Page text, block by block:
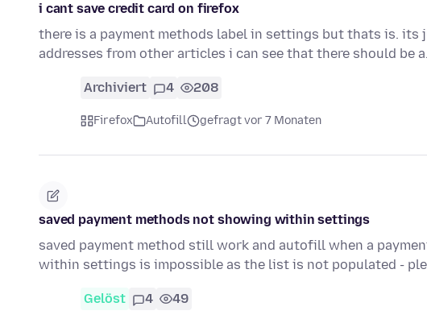
i cant save credit card on firefox
there is a payment methods label in settings but thats is. its
addresses from other articles i can see that there should be
Archiviert 4 208
Firefox Autofill gefragt vor 7 Monaten
saved payment methods not showing within settings
saved payment method still work and autofill when a
within settings is impossible as the list is not populated -
Gelöst 4 49